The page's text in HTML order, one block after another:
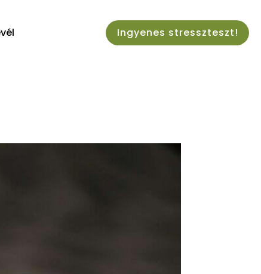
Ingyenes stresszteszt!